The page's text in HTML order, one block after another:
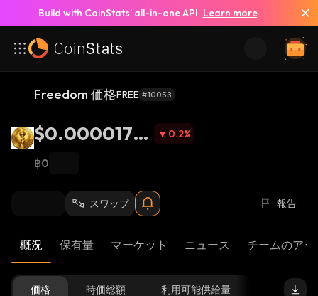
Build with CoinStats’ all-in-one API. Learn more
Freedom 価格FREE #10053
$0.0000176
2
0.2%
฿0
スワップ 報告
概況 保有量 マーケット ニュース チームのア
価格 時価総額 利用可能供給量